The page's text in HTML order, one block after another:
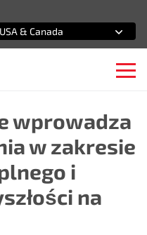
USA & Canada
wprowadza
w zakresie
i
na